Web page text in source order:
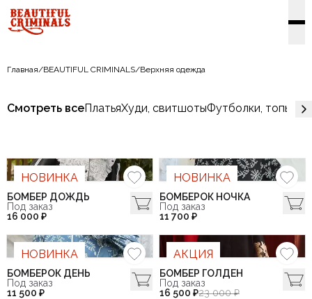
Главная/BEAUTIFUL CRIMINALS/Верхняя одежда
Смотреть всеПлатьяХуди, свитшотыФутболки, топы,
НОВИНКА
БОМБЕР ДОЖДЬ
Под заказ
16 000 ₽
НОВИНКА
БОМБЕРОК НОЧКА
Под заказ
11 700 ₽
НОВИНКА
БОМБЕРОК ДЕНЬ
Под заказ
11 500 ₽
АКЦИЯ
БОМБЕР ГОЛДЕН
Под заказ
16 500 ₽23 000 ₽